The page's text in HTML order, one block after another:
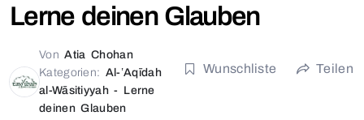
Lerne deinen Glauben
VonAtia Chohan
Kategorien: Al-ʽAqīdah
al-Wāsitiyyah - Lerne
deinen Glauben
Wunschliste Teilen